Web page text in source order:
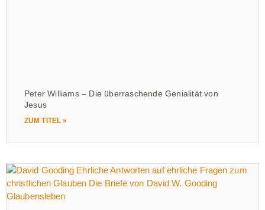
Peter Williams – Die überraschende Genialität von
Jesus
ZUM TITEL »